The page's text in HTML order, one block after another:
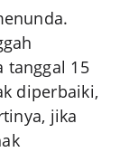
tanggal 15
diperbaiki,
jika